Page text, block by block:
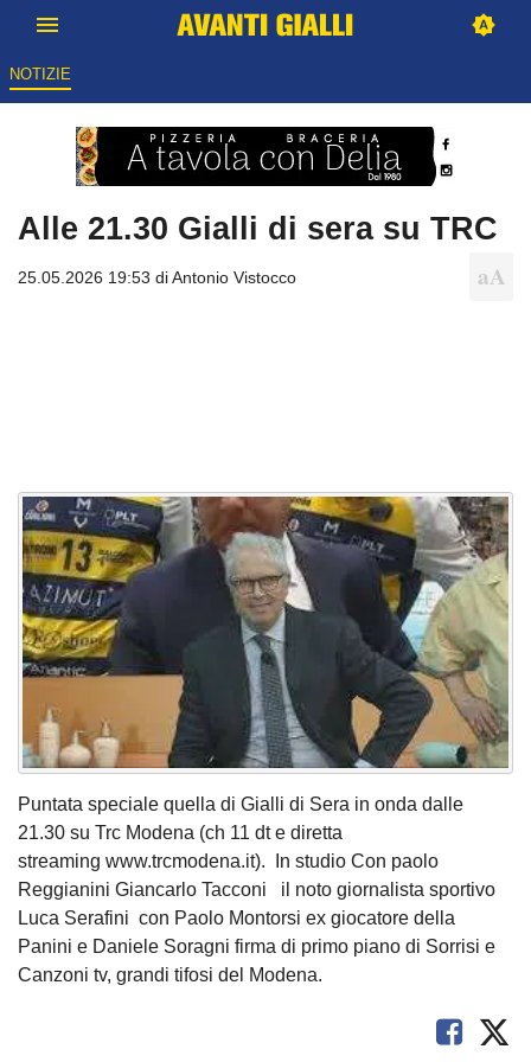
NOTIZIE
Alle 21.30 Gialli di sera su TRC
25.05.2026 19:53 diAntonio Vistocco
Puntata speciale quella di Gialli di Sera in onda dalle
21.30 su Trc Modena (ch 11 dt e diretta
streaming www.trcmodena.it). In studio Con paolo
Reggianini Giancarlo Tacconi il noto giornalista sportivo
Luca Serafini con Paolo Montorsi ex giocatore della
Panini e Daniele Soragni firma di primo piano di Sorrisi e
Canzoni tv, grandi tifosi del Modena.